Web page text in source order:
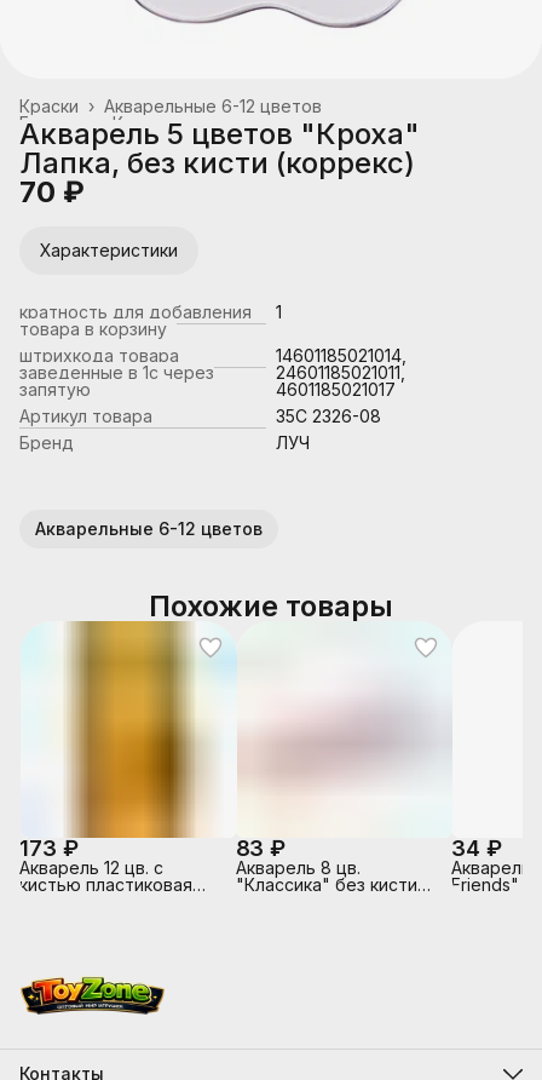
Акварельные 6-12 цветов
Краски ›
Канцтовары, школьные принадлежности
Главная
Акварель 5 цветов "Кроха"
Лапка, без кисти (коррекс)
70 ₽
Характеристики
кратность для добавления
товара в корзину
1
штрихкода товара
заведенные в 1с через
запятую
14601185021014,
24601185021011,
4601185021017
Артикул товара
35C 2326-08
Бренд
ЛУЧ
Акварельные 6-12 цветов
Похожие товары
173 ₽
Акварель 12 цв. с
кистью пластиковая
83 ₽
Акварель 8 цв.
"Классика" без кисти
34 ₽
Акварель
Friends" 6
Контакты